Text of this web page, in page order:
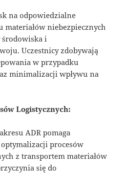
na odpowiedzialne
materiałów niebezpiecznych
i
Uczestnicy zdobywają
w przypadku
minimalizacji wpływu na
Logistycznych:
ADR pomaga
procesów
z transportem materiałów
się do